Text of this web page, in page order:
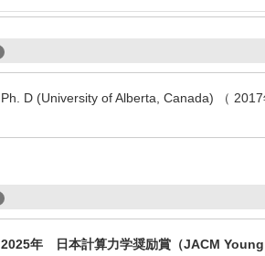
Ph. D (University of Alberta, Canada) （ 2017
2025年 日本計算力学奨励賞（JACM